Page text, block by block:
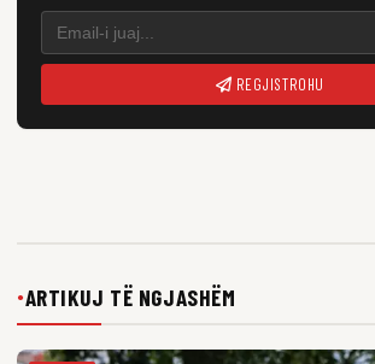
REGJISTROHU
●ARTIKUJ TË NGJASHËM